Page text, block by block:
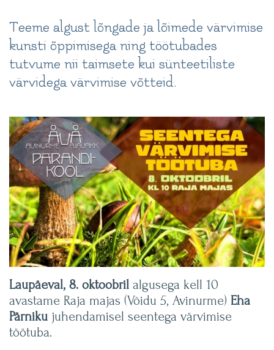
Teeme algust lõngade ja lõimede värvimise
kunsti õppimisega ning töötubades
tutvume nii taimsete kui sünteetiliste
värvidega värvimise võtteid.
Laupäeval, 8. oktoobril algusega kell 10
avastame Raja majas (Võidu 5, Avinurme) Eha
Pärniku juhendamisel seentega värvimise
töötuba.